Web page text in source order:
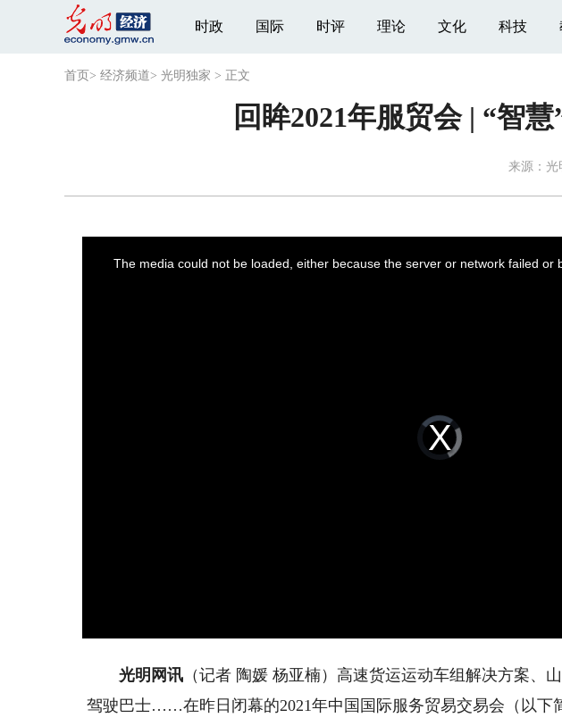
时政 国际 时评 理论 文化 科技
首页 > 经济频道> 光明独家 > 正文
回眸2021年服贸会 | “智
来源： 光
Video
Player
loading.
The media could not be loaded, either because the server or network failed or
光明网讯 （记者 陶媛 杨亚楠）高速货运运动车组解决方案、
驾驶巴士……在昨日闭幕的2021年中国国际服务贸易交易会（以下